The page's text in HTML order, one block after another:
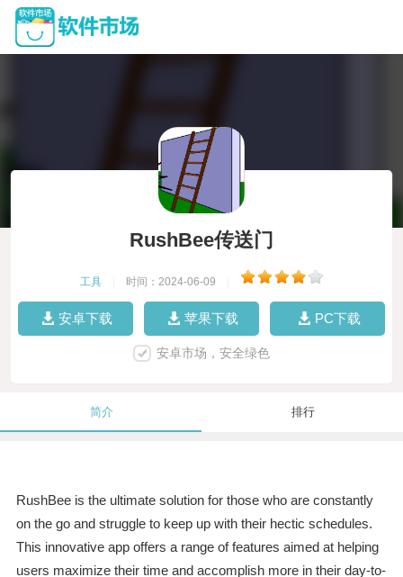
RushBee传送门
工具 时间：2024-06-09
安卓下载 苹果下载 PC下载
安卓市场，安全绿色
简介 排行
RushBee is the ultimate solution for those who are constantly
on the go and struggle to keep up with their hectic schedules.
This innovative app offers a range of features aimed at helping
users maximize their time and accomplish more in their day-to-